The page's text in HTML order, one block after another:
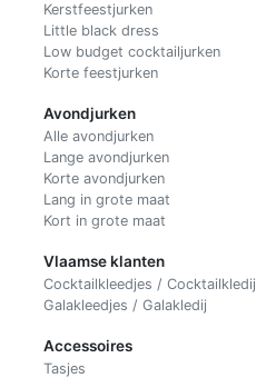
Kerstfeestjurken
Little black dress
Low budget cocktailjurken
Korte feestjurken
Avondjurken
Alle avondjurken
Lange avondjurken
Korte avondjurken
Lang in grote maat
Kort in grote maat
Vlaamse klanten
Cocktailkleedjes / Cocktailkledij
Galakleedjes / Galakledij
Accessoires
Tasjes